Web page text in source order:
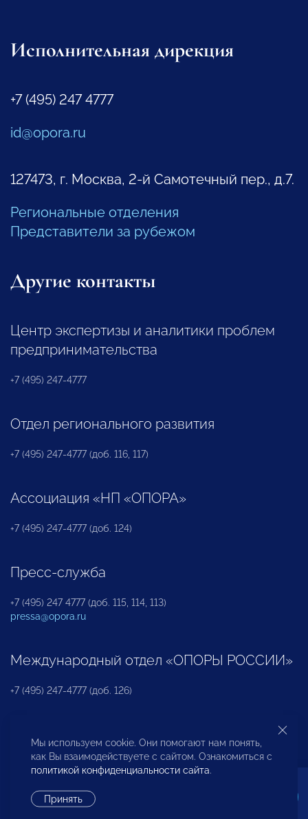
Исполнительная дирекция
+7 (495) 247 4777
id@opora.ru
127473, г. Москва, 2-й Самотечный пер., д.7.
Региональные отделения
Представители за рубежом
Другие контакты
Центр экспертизы и аналитики проблем
предпринимательства
+7 (495) 247-4777
Отдел регионального развития
+7 (495) 247-4777 (доб. 116, 117)
Ассоциация «НП «ОПОРА»
+7 (495) 247-4777 (доб. 124)
Пресс-служба
+7 (495) 247 4777 (доб. 115, 114, 113)
pressa@opora.ru
Международный отдел «ОПОРЫ РОССИИ»
+7 (495) 247-4777 (доб. 126)
Бюро по защите прав предпринимателей и
инвесторов
Мы используем cookie. Они помогают нам понять,
как Вы взаимодействуете с сайтом. Ознакомиться с
политикой конфиденциальности сайта.
Принять